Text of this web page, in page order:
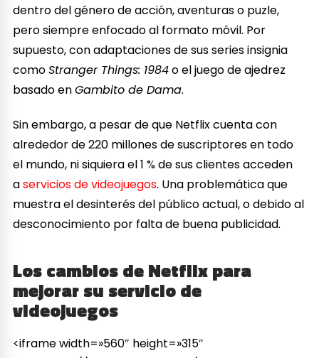
dentro del género de acción, aventuras o puzle,
pero siempre enfocado al formato móvil. Por
supuesto, con adaptaciones de sus series insignia
comoStranger Things: 1984o el juego de ajedrez
basado enGambito de Dama.
Sin embargo, a pesar de que Netflix cuenta con
alrededor de 220 millones de suscriptores en todo
el mundo, ni siquiera el 1 % de sus clientes acceden
aservicios de videojuegos. Una problemática que
muestra el desinterés del público actual, o debido al
desconocimiento por falta de buena publicidad.
Los cambios de Netflix para
mejorar su servicio de
videojuegos
<iframe width=»560″ height=»315″